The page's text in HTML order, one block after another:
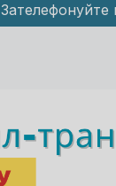
Зателефонуйте